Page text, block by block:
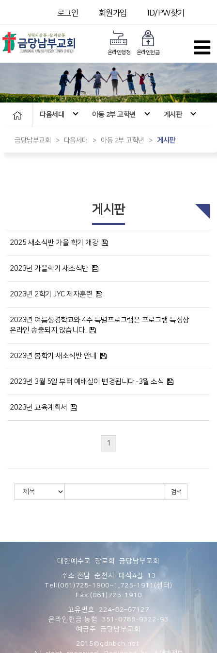
로그인 회원가입 ID/PW찾기
온라인행정 온라인헌금
다음세대 아동 2부 고학년 게시판
금당남부교회 > 다음세대 > 아동 2부 고학년 > 게시판
게시판
2025 새소식반 가을 학기 개강
2023년 가을학기 새소식반
2023년 2학기 JYC 제자훈련
2023년 여름성경학교와 4주 특별프로그램은 프로그램 특성상
온라인 송출되지 않습니다.
2023년 봄학기 새소식반 안내
2023년 3월 5일 부터 예배실이 변경됩니다.-3월 소식
2023년 교육계획서
1
검색
대한예수교 장로회 금당남부교회
주소:전남 순천시 대석4길 13
Tel:(061)725-1900~1,725-1911(샘터)
Fax:(061)725-1910
고유번호 224-82-67127
온라인헌금:농협 351-0788-9322-93
예금주 금당남부교회
2015©gdnbch.net.